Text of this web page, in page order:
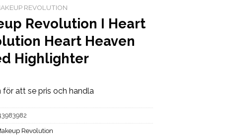
REVOLUTION
Revolution I Heart
Heart Heaven
Highlighter
för att se pris och handla
Revolution